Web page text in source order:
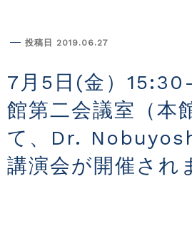
投稿日 2019.06.27
7月5日(金）15:30-17:00 本
館第二会議室（本
て、Dr.
講演会が開催され